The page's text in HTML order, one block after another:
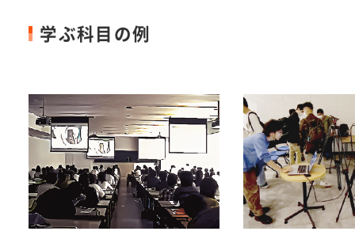
メディア情報社会実践科目
キュレーシ
ョン・スキ
ルズ
量的調査法
質的調査法
取材学
メディア情報流通論演習A
地域情報アーカイブ論
データベースプログラミング
A
Webプログラミング
メディア情報社会実践科目
ョン・スキ
ルズ
データベースプログラミング
B
クリエーシ
ョン・スキ
ルズ
プロジェクト科目
アカデミッ
理論応用
メディア情報社会実践科目
キュレーシ
ョン・スキ
ルズ
学ぶ科目の例